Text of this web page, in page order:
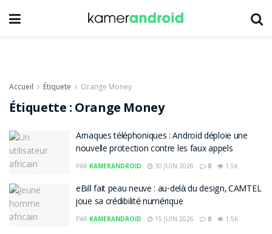
Accueil Étiquete Orange Money
Étiquette : Orange Money
Arnaques téléphoniques : Android déploie une
nouvelle protection contre les faux appels
PAR KAMERANDROID 30 JUIN 2026 0 1.5K
eBill fait peau neuve : au-delà du design, CAMTEL
joue sa crédibilité numérique
PAR KAMERANDROID 15 JUIN 2026 0 1.5K